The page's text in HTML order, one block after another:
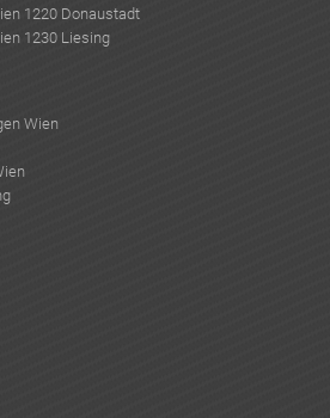
1220 Donaustadt
1230 Liesing
Wien